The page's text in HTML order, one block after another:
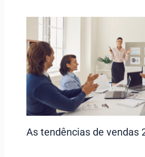
As tendências de vendas